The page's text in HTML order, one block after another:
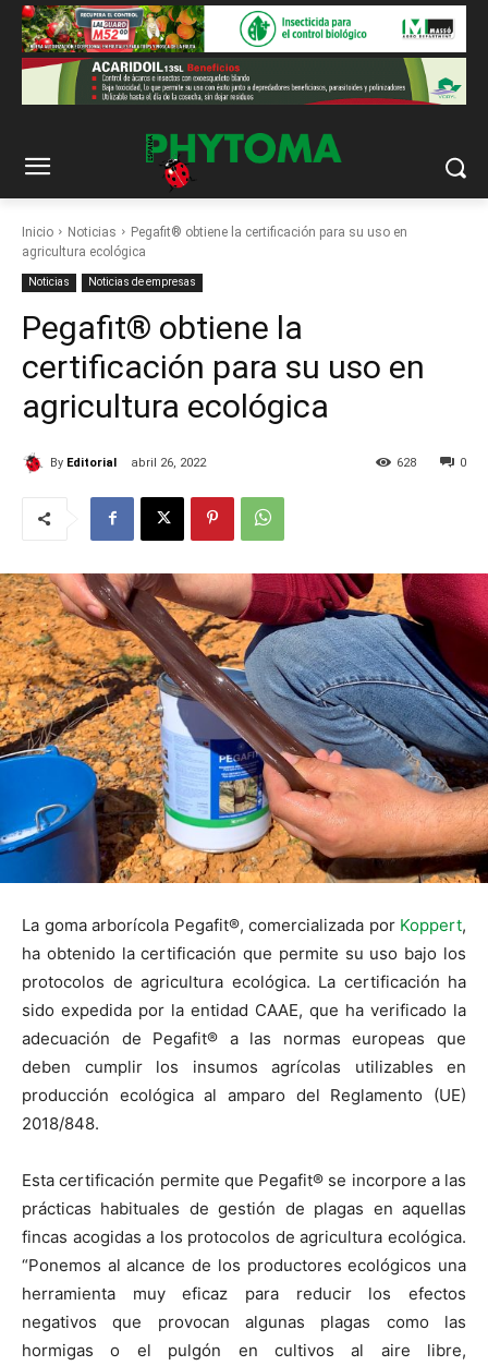
Inicio Noticias
Pegafit® obtiene la certificación para su uso en
agricultura ecológica
Noticias Noticias de empresas
Pegafit® obtiene la
certificación para su uso en
agricultura ecológica
By Editorial abril 26, 2022 0
628
La goma arborícola Pegafit®, comercializada por Koppert,
ha obtenido la certificación que permite su uso bajo los
protocolos de agricultura ecológica. La certificación ha
sido expedida por la entidad CAAE, que ha verificado la
adecuación de Pegafit® a las normas europeas que
deben cumplir los insumos agrícolas utilizables en
producción ecológica al amparo del Reglamento (UE)
2018/848.
Esta certificación permite que Pegafit® se incorpore a las
prácticas habituales de gestión de plagas en aquellas
fincas acogidas a los protocolos de agricultura ecológica.
“Ponemos al alcance de los productores ecológicos una
herramienta muy eficaz para reducir los efectos
negativos que provocan algunas plagas como las
hormigas o el pulgón en cultivos al aire libre,